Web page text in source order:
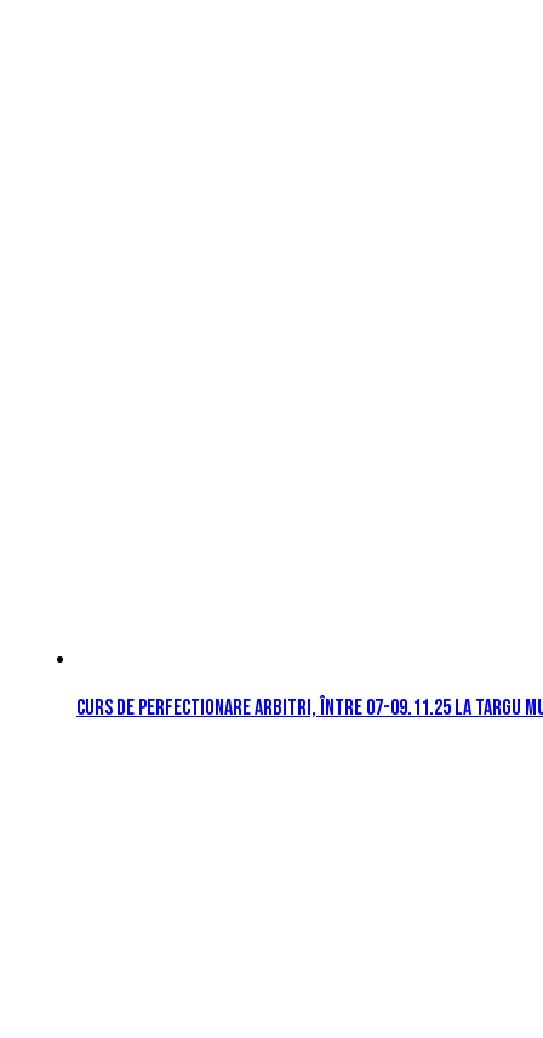
Curs de perfectionare arbitri, între 07-09.11.25 la Targu